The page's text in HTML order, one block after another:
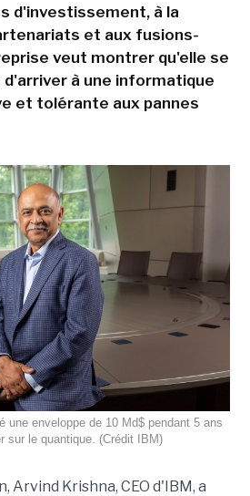
d'investissement, à la
et aux fusions-
veut montrer qu'elle se
d'arriver à une informatique
et tolérante aux pannes
une enveloppe de 10 Md$ pendant 5 ans
sur le quantique. (Crédit IBM)
Arvind Krishna, CEO d'IBM, a